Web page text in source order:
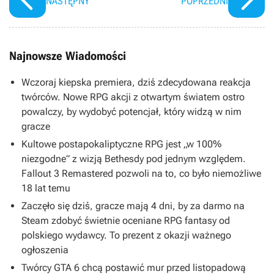
podróży
Najnowsze Wiadomości
Wczoraj kiepska premiera, dziś zdecydowana reakcja
twórców. Nowe RPG akcji z otwartym światem ostro
powalczy, by wydobyć potencjał, który widzą w nim
gracze
Kultowe postapokaliptyczne RPG jest „w 100%
niezgodne” z wizją Bethesdy pod jednym względem.
Fallout 3 Remastered pozwoli na to, co było niemożliwe
18 lat temu
Zaczęło się dziś, gracze mają 4 dni, by za darmo na
Steam zdobyć świetnie oceniane RPG fantasy od
polskiego wydawcy. To prezent z okazji ważnego
ogłoszenia
Twórcy GTA 6 chcą postawić mur przed listopadową